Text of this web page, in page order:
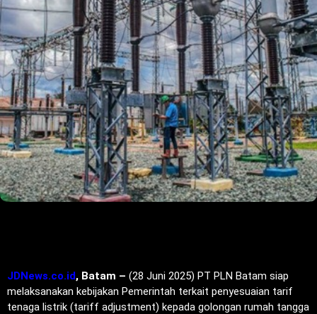
JDNews.co.id, Batam – (28 Juni 2025) PT PLN Batam siap
melaksanakan kebijakan Pemerintah terkait penyesuaian tarif
tenaga listrik (tariff adjustment) kepada golongan rumah tangga